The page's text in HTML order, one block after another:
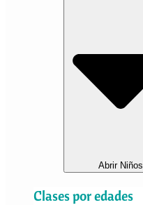
Abrir Niños
Clases por edades